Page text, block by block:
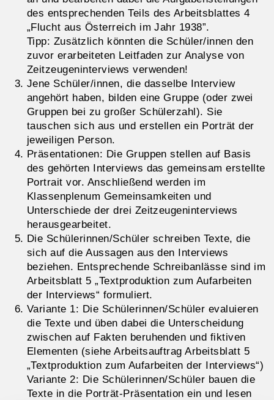
des entsprechenden Teils des Arbeitsblattes 4
„Flucht aus Österreich im Jahr 1938”.
Tipp: Zusätzlich könnten die Schüler/innen den
zuvor erarbeiteten Leitfaden zur Analyse von
Zeitzeugeninterviews verwenden!
Jene Schüler/innen, die dasselbe Interview
angehört haben, bilden eine Gruppe (oder zwei
Gruppen bei zu großer Schülerzahl). Sie
tauschen sich aus und erstellen ein Porträt der
jeweiligen Person.
Präsentationen: Die Gruppen stellen auf Basis
des gehörten Interviews das gemeinsam erstellte
Portrait vor. Anschließend werden im
Klassenplenum Gemeinsamkeiten und
Unterschiede der drei Zeitzeugeninterviews
herausgearbeitet.
Die Schülerinnen/Schüler schreiben Texte, die
sich auf die Aussagen aus den Interviews
beziehen. Entsprechende Schreibanlässe sind im
Arbeitsblatt 5 „Textproduktion zum Aufarbeiten
der Interviews“ formuliert.
Variante 1: Die Schülerinnen/Schüler evaluieren
die Texte und üben dabei die Unterscheidung
zwischen auf Fakten beruhenden und fiktiven
Elementen (siehe Arbeitsauftrag Arbeitsblatt 5
„Textproduktion zum Aufarbeiten der Interviews“)
Variante 2: Die Schülerinnen/Schüler bauen die
Texte in die Porträt-Präsentation ein und lesen